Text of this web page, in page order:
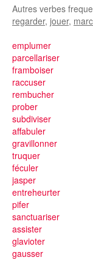
Autres verbes
regarder, jouer,
emplumer
parcellariser
framboiser
raccuser
rembucher
prober
subdiviser
affabuler
gravillonner
truquer
féculer
jasper
entreheurter
pifer
sanctuariser
assister
glavioter
gausser